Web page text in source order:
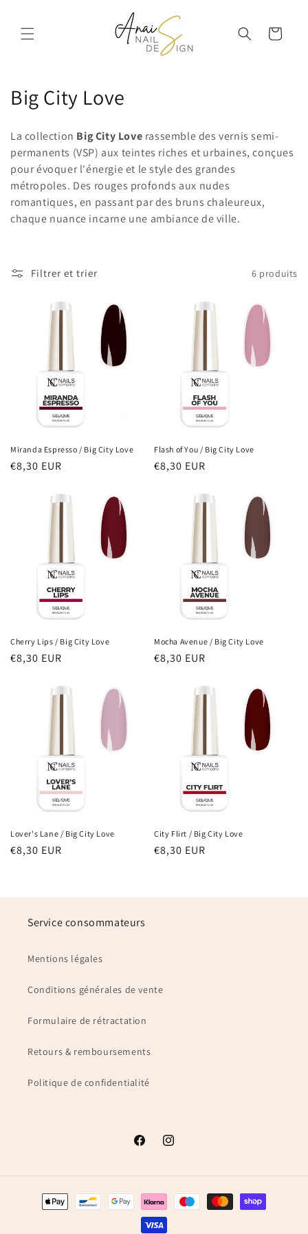
au
contenu
Panier
C
l
l
e
c
i
Big City Love
La collection Big City Love rassemble des vernis semi-
permanents (VSP) aux teintes riches et urbaines, conçues
pour évoquer l'énergie et le style des grandes
métropoles. Des rouges profonds aux nudes
romantiques, en passant par des bruns chaleureux,
chaque nuance incarne une ambiance de ville.
Filtrer et trier 6 produits
Miranda Espresso / Big City Love
Prix
€8,30 EUR
Flash of You / Big City Love
Prix
€8,30 EUR
Cherry Lips / Big City Love
Prix
€8,30 EUR
Mocha Avenue / Big City Love
Prix
€8,30 EUR
Lover's Lane / Big City Love
Prix
€8,30 EUR
City Flirt / Big City Love
Prix
€8,30 EUR
Service consommateurs
Mentions légales
Conditions générales de vente
Formulaire de rétractation
Retours & remboursements
Politique de confidentialité
FacebookInstagram
Moyens